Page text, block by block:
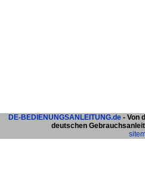
DE-BEDIENUNGSANLEITUNG.de - Von
deutschen